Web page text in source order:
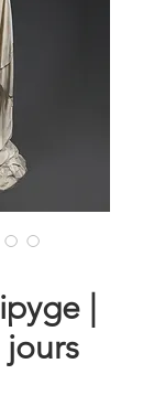
|
jours